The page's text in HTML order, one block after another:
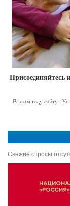
Присоединяйтесь
В этом году сайту
Свежие опросы